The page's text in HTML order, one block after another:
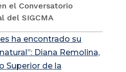
el Conversatorio
del SIGCMA
ha encontrado su
Diana Remolina,
Superior de la